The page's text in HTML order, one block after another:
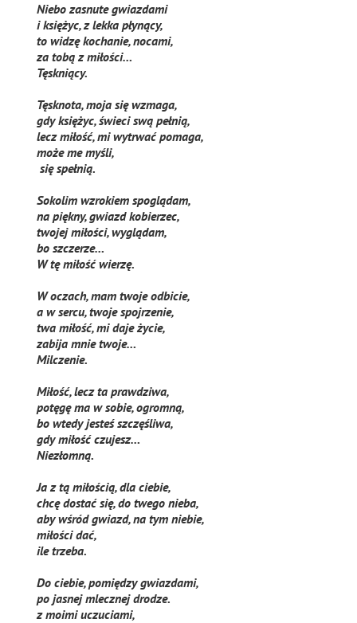
Niebo zasnute gwiazdami
i księżyc, z lekka płynący,
to widzę kochanie, nocami,
za tobą z miłości…
Tęskniący.
Tęsknota, moja się wzmaga,
gdy księżyc, świeci swą pełnią,
lecz miłość, mi wytrwać pomaga,
może me myśli,
się spełnią.
Sokolim wzrokiem spoglądam,
na piękny, gwiazd kobierzec,
twojej miłości, wyglądam,
bo szczerze…
W tę miłość wierzę.
W oczach, mam twoje odbicie,
a w sercu, twoje spojrzenie,
twa miłość, mi daje życie,
zabija mnie twoje…
Milczenie.
Miłość, lecz ta prawdziwa,
potęgę ma w sobie, ogromną,
bo wtedy jesteś szczęśliwa,
gdy miłość czujesz…
Niezłomną.
Ja z tą miłością, dla ciebie,
chcę dostać się, do twego nieba,
aby wśród gwiazd, na tym niebie,
miłości dać,
ile trzeba.
Do ciebie, pomiędzy gwiazdami,
po jasnej mlecznej drodze.
z moimi uczuciami,